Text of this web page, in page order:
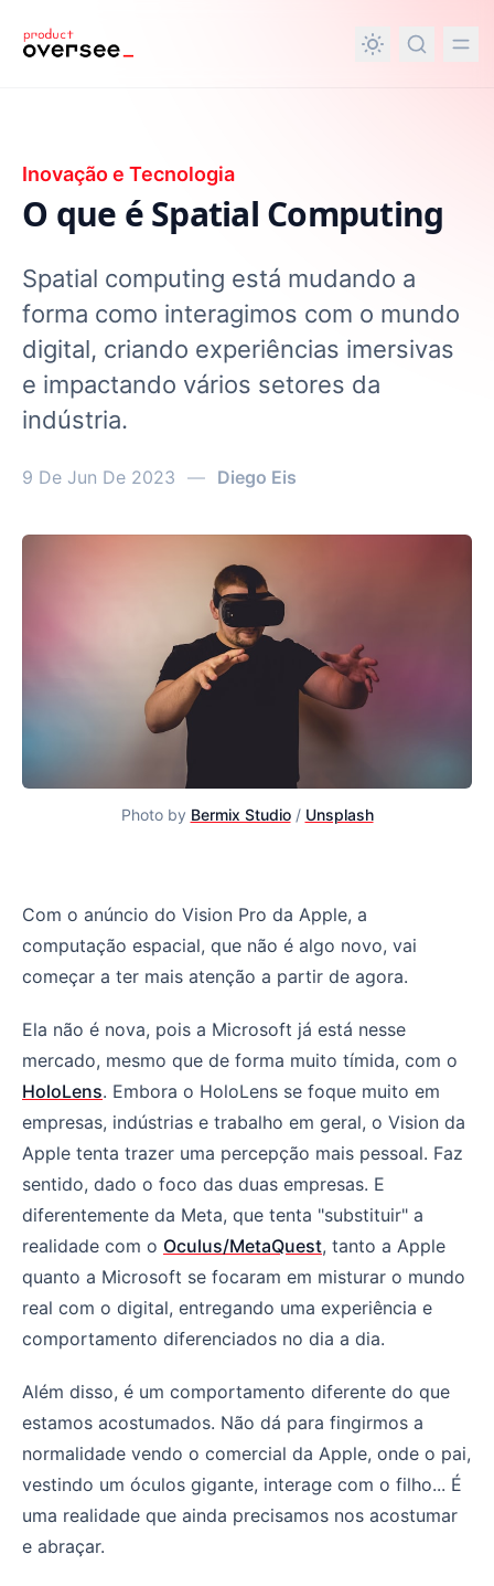
principal
Inovação e Tecnologia
O que é Spatial Computing
Spatial computing está mudando a
forma como interagimos com o mundo
digital, criando experiências imersivas
e impactando vários setores da
indústria.
9 De Jun De 2023 — Diego Eis
Photo by Bermix Studio/ Unsplash
O que é Spatial Computing
Com o anúncio do Vision Pro da Apple, a
computação espacial, que não é algo novo, vai
começar a ter mais atenção a partir de agora.
Ela não é nova, pois a Microsoft já está nesse
mercado, mesmo que de forma muito tímida, com o
HoloLens. Embora o HoloLens se foque muito em
empresas, indústrias e trabalho em geral, o Vision da
Apple tenta trazer uma percepção mais pessoal. Faz
sentido, dado o foco das duas empresas. E
diferentemente da Meta, que tenta "substituir" a
realidade com o Oculus/MetaQuest, tanto a Apple
quanto a Microsoft se focaram em misturar o mundo
real com o digital, entregando uma experiência e
comportamento diferenciados no dia a dia.
Além disso, é um comportamento diferente do que
estamos acostumados. Não dá para fingirmos a
normalidade vendo o comercial da Apple, onde o pai,
vestindo um óculos gigante, interage com o filho... É
uma realidade que ainda precisamos nos acostumar
e abraçar.